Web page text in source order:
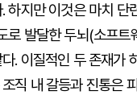
하지만 이것은 마치 단
로 발달한 두뇌(소프트
. 이질적인 두 존재가
직 내 갈등과 진통은